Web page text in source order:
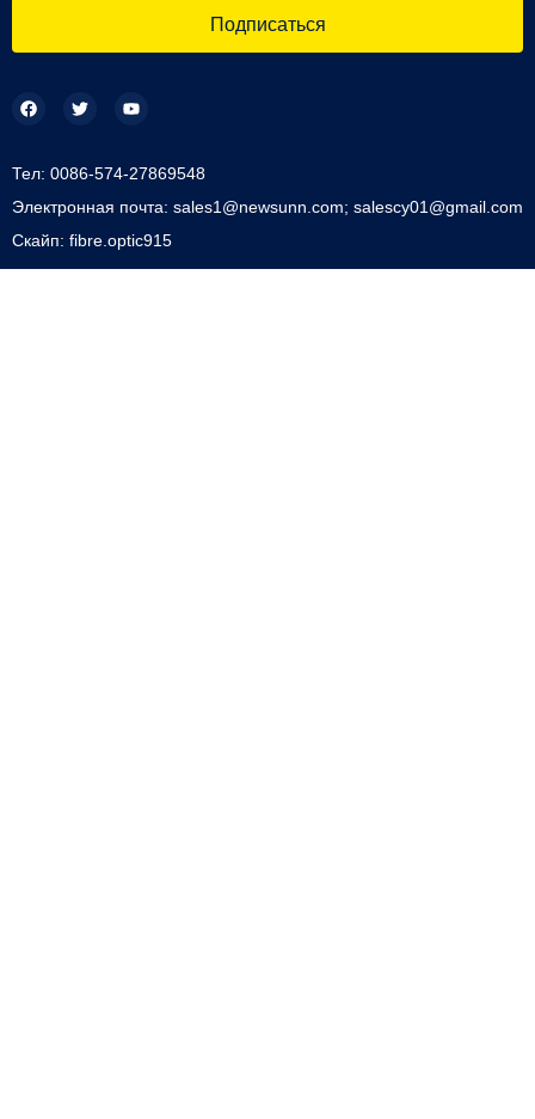
Подписаться
Тел: 0086-574-27869548
Электронная почта: sales1@newsunn.com; salescy01@gmail.com
Скайп: fibre.optic915